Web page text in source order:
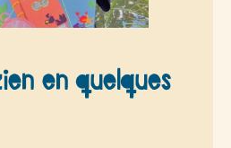
en quelques